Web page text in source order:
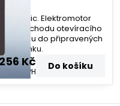
Elektromotor
po příchodu otevíracího
zámku do připravených
zámku.
Kč
bez DPH Do košíku